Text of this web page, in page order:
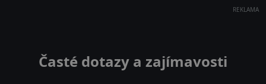
REKLAMA
Časté dotazy a zajímavosti